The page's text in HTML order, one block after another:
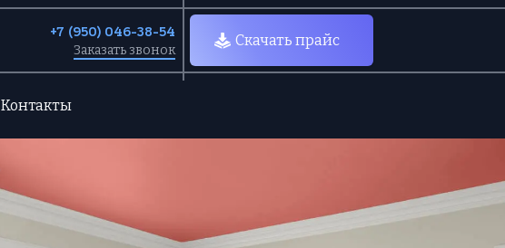
+7 (950) 046-38-54
Заказать звонок
Скачать прайс
Контакты